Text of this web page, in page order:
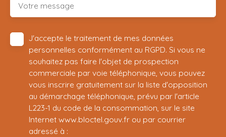
Votre message
J'accepte le traitement de mes données
personnelles conformément au RGPD. Si vous ne
souhaitez pas faire l'objet de prospection
commerciale par voie téléphonique, vous pouvez
vous inscrire gratuitement sur la liste d'opposition
au démarchage téléphonique, prévu par l'article
L223-1 du code de la consommation, sur le site
Internet www.bloctel.gouv.fr ou par courrier
adressé à :